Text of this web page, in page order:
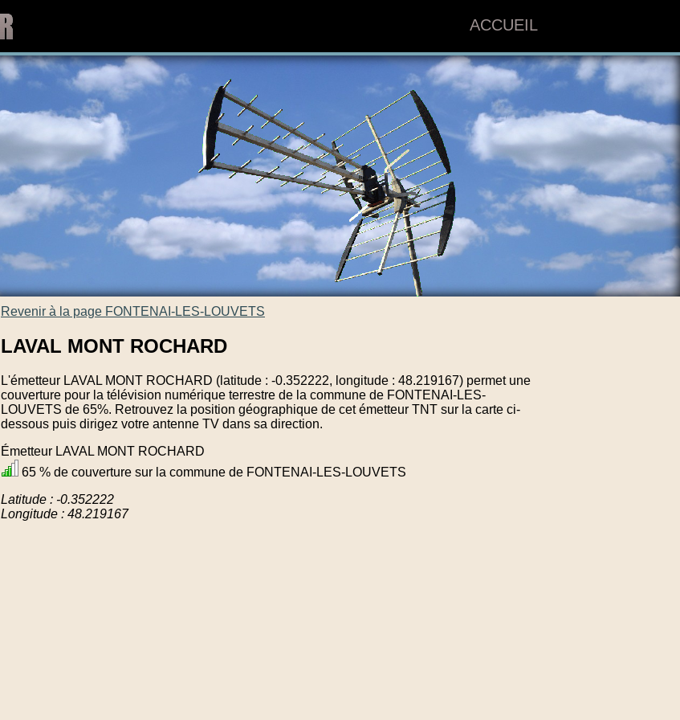
ACCUEIL
Revenir à la page FONTENAI-LES-LOUVETS
LAVAL MONT ROCHARD
L'émetteur LAVAL MONT ROCHARD (latitude : -0.352222, longitude : 48.219167) permet une
couverture pour la télévision numérique terrestre de la commune de FONTENAI-LES-
LOUVETS de 65%. Retrouvez la position géographique de cet émetteur TNT sur la carte ci-
dessous puis dirigez votre antenne TV dans sa direction.
Émetteur LAVAL MONT ROCHARD
65 % de couverture sur la commune de FONTENAI-LES-LOUVETS
Latitude : -0.352222
Longitude : 48.219167